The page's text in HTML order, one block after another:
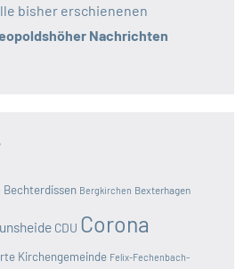
bisher erschienenen
Nachrichten
Bechterdissen Bergkirchen Bexterhagen
CDU Corona
Kirchengemeinde Felix-Fechenbach-